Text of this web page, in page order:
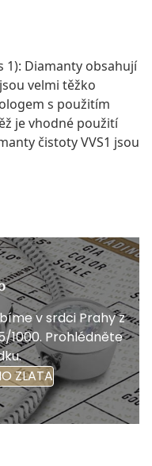
1): Diamanty obsahují
velmi těžko
s použitím
je vhodné použití
čistoty VVS1 jsou
v srdci Prahy z
1000. Prohlédněte
ZLATA